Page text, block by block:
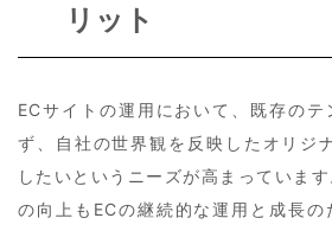
リット
ECサイトの運用において、既存の
ず、自社の世界観を反映したオリジ
したいというニーズが高まっていま
の向上もECの継続的な運用と成長